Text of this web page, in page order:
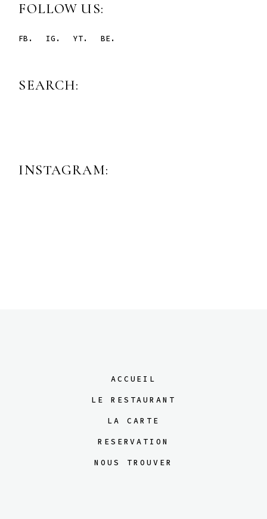
FOLLOW US:
FB. IG. YT. BE.
SEARCH:
INSTAGRAM:
ACCUEIL
LE RESTAURANT
LA CARTE
RESERVATION
NOUS TROUVER